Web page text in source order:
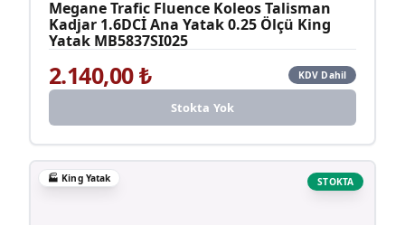
Megane Trafic Fluence Koleos Talisman
Kadjar 1.6DCİ Ana Yatak 0.25 Ölçü King
Yatak MB5837SI025
2.140,00₺ KDV Dahil
Stokta Yok
STOKTA
🏭 King Yatak